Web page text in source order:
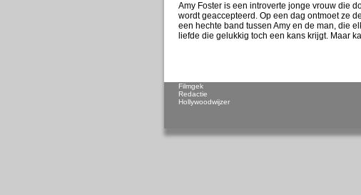
Amy Foster is een introverte jonge vrouw die
wordt geaccepteerd. Op een dag ontmoet ze
een hechte band tussen Amy en de man, die
liefde die gelukkig toch een kans krijgt. Maar
Filmgek
Redactie
Hollywoodwijzer